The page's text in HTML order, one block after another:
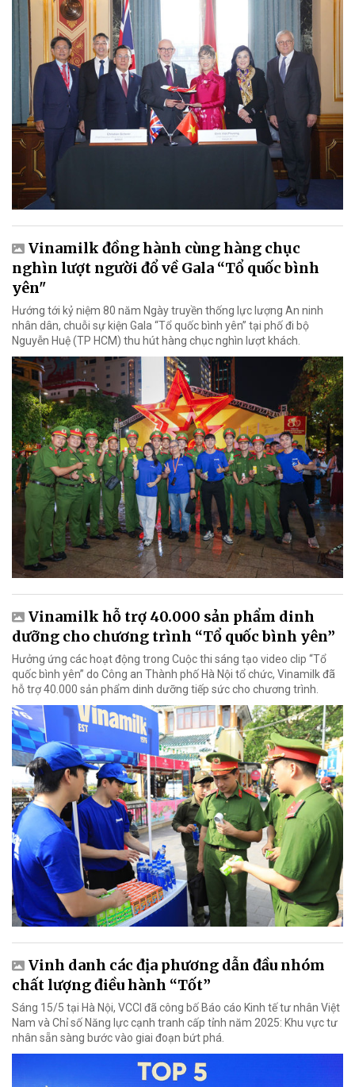
Vinamilk đồng hành cùng hàng chục
nghìn lượt người đổ về Gala “Tổ quốc bình
yên"
Hướng tới kỷ niệm 80 năm Ngày truyền thống lực lượng An ninh
nhân dân, chuỗi sự kiện Gala “Tổ quốc bình yên” tại phố đi bộ
Nguyễn Huệ (TP HCM) thu hút hàng chục nghìn lượt khách.
Vinamilk hỗ trợ 40.000 sản phẩm dinh
dưỡng cho chương trình “Tổ quốc bình yên”
Hưởng ứng các hoạt động trong Cuộc thi sáng tạo video clip “Tổ
quốc bình yên” do Công an Thành phố Hà Nội tổ chức, Vinamilk đã
hỗ trợ 40.000 sản phẩm dinh dưỡng tiếp sức cho chương trình.
Vinh danh các địa phương dẫn đầu nhóm
chất lượng điều hành “Tốt”
Sáng 15/5 tại Hà Nội, VCCI đã công bố Báo cáo Kinh tế tư nhân Việt
Nam và Chỉ số Năng lực cạnh tranh cấp tỉnh năm 2025: Khu vực tư
nhân sẵn sàng bước vào giai đoạn bứt phá.